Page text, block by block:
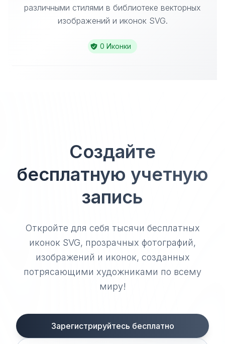
различными стилями в библиотеке векторных
изображений и иконок SVG.
0 Иконки
Создайте
бесплатную учетную
запись
Откройте для себя тысячи бесплатных
иконок SVG, прозрачных фотографий,
изображений и иконок, созданных
потрясающими художниками по всему
миру!
Зарегистрируйтесь бесплатно